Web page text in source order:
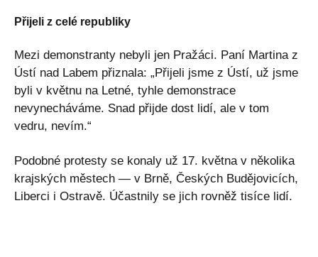
Přijeli z celé republiky
Mezi demonstranty nebyli jen Pražáci. Paní Martina z
Ústí nad Labem přiznala: „Přijeli jsme z Ústí, už jsme
byli v květnu na Letné, tyhle demonstrace
nevynecháváme. Snad přijde dost lidí, ale v tom
vedru, nevím.“
Podobné protesty se konaly už 17. května v několika
krajských městech — v Brně, Českých Budějovicích,
Liberci i Ostravě. Účastnily se jich rovněž tisíce lidí.